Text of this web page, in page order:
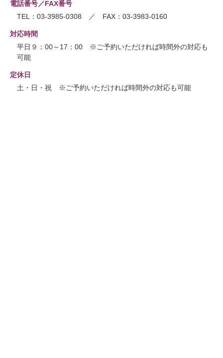
電話番号／FAX番号
TEL：03-3985-0308 ／ FAX：03-3983-0160
対応時間
平日９：00～17：00 ※ご予約いただければ時間外の対応も
可能
定休日
土・日・祝 ※ご予約いただければ時間外の対応も可能